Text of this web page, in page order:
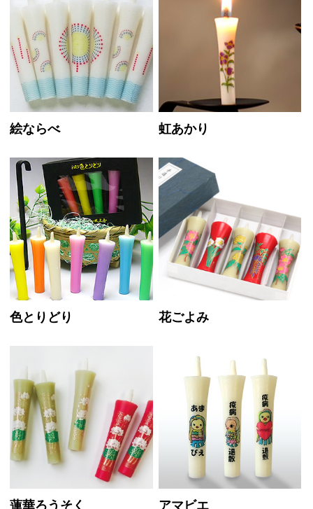
絵ならべ 虹あかり
色とりどり 花ごよみ
蓮華ろうそく アマビエ